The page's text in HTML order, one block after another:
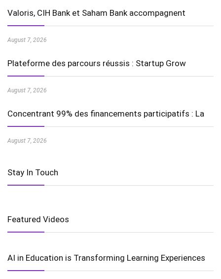
Valoris, CIH Bank et Saham Bank accompagnent
August 7, 2026
Plateforme des parcours réussis : Startup Grow
August 7, 2026
Concentrant 99% des financements participatifs : La
August 7, 2026
Stay In Touch
Featured Videos
AI in Education is Transforming Learning Experiences